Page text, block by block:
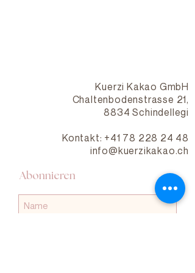
Kuerzi Kakao GmbH
Chaltenbodenstrasse 21,
8834 Schindellegi
Kontakt: +41 78 228 24 48
info@kuerzikakao.ch
Abonnieren